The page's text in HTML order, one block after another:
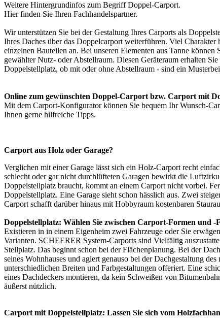
Weitere Hintergrundinfos zum BegriffDoppel-Carport.
Hier finden Sie Ihren Fachhandelspartner.
Wir unterstützen Sie bei der Gestaltung Ihres Carports als
Ihres Daches über das Doppelcarport weiterführen. Viel Charakter
einzelnen Bauteilen an. Bei unseren Elementen aus Tanne
gewählter Nutz- oder Abstellraum. Diesen Geräteraum erhalten
Doppelstellplatz, ob mit oder ohne Abstellraum - sind ein
Online zum gewünschten Doppel-Carport bzw. Carport mit
Mit dem Carport-Konfiguratorkönnen Sie bequem Ihr Wunsch-
Ihnen gerne hilfreiche Tipps.
Carport aus Holz oder Garage?
Verglichen mit einer Garage lässt sich ein Holz-Carport recht
schlecht oder gar nicht durchlüfteten Garagen bewirkt die
Doppelstellplatz braucht, kommt an einem Carport nicht vorbei.
Doppelstellplatz. Eine Garage sieht schon hässlich aus. Zwei
Carport schafft darüber hinaus mit Hobbyraum kostenbaren
Doppelstellplatz: Wählen Sie zwischen Carport-Formen und -
Existieren in in einem Eigenheim zwei Fahrzeuge oder Sie
Varianten. SCHEERER System-Carports sind Vielfältig
Stellplatz. Das beginnt schon bei der Flächenplanung. Bei der
seines Wohnhauses und agiert genauso bei der Dachgestaltung
unterschiedlichen Breiten und Farbgestaltungen offeriert. Eine
eines Dachdeckers montieren, da kein Schweißen von
äußerst nützlich.
Carport mit Doppelstellplatz: Lassen Sie sich vom